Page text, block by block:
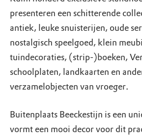
presenteren een schitterende
antiek, leuke snuisterijen, oude
nostalgisch speelgoed, klein
tuindecoraties, (strip-)boeken,
schoolplaten, landkaarten en
verzamelobjecten van vroeger.
Buitenplaats Beeckestijn is een
vormt een mooi decor voor dit